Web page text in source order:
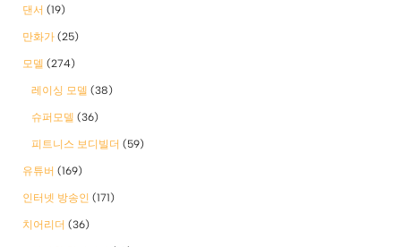
댄서 (19)
만화가 (25)
모델 (274)
레이싱 모델 (38)
슈퍼모델 (36)
피트니스 보디빌더 (59)
유튜버 (169)
인터넷 방송인 (171)
치어리더 (36)